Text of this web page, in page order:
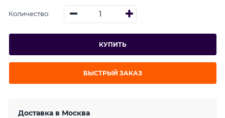
Количество:
КУПИТЬ
БЫСТРЫЙ ЗАКАЗ
Доставка в Москва